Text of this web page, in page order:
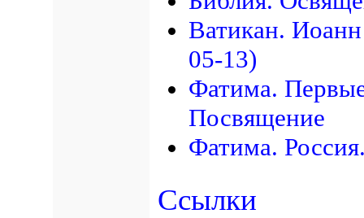
Ватикан.
05-13)
Фатима.
Посвящение
Фатима.
Ссылки